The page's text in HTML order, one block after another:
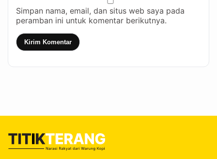
Simpan nama, email, dan situs web saya pada
peramban ini untuk komentar berikutnya.
Kirim Komentar